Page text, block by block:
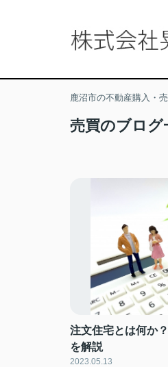
鹿沼市の不動産購入・
売買のブログ
注文住宅とは何か
を解説
2023.05.13